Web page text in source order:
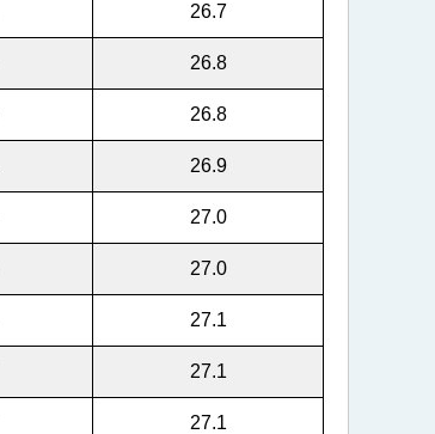
26.7
26.8
26.8
26.9
27.0
27.0
27.1
27.1
27.1